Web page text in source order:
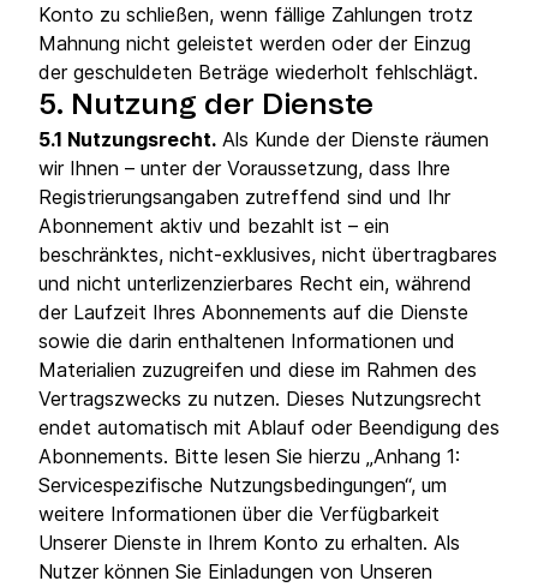
Konto zu schließen, wenn fällige Zahlungen trotz
Mahnung nicht geleistet werden oder der Einzug
der geschuldeten Beträge wiederholt fehlschlägt.
5. Nutzung der Dienste
5.1 Nutzungsrecht. Als Kunde der Dienste räumen
wir Ihnen – unter der Voraussetzung, dass Ihre
Registrierungsangaben zutreffend sind und Ihr
Abonnement aktiv und bezahlt ist – ein
beschränktes, nicht-exklusives, nicht übertragbares
und nicht unterlizenzierbares Recht ein, während
der Laufzeit Ihres Abonnements auf die Dienste
sowie die darin enthaltenen Informationen und
Materialien zuzugreifen und diese im Rahmen des
Vertragszwecks zu nutzen. Dieses Nutzungsrecht
endet automatisch mit Ablauf oder Beendigung des
Abonnements. Bitte lesen Sie hierzu „Anhang 1:
Servicespezifische Nutzungsbedingungen“, um
weitere Informationen über die Verfügbarkeit
Unserer Dienste in Ihrem Konto zu erhalten. Als
Nutzer können Sie Einladungen von Unseren